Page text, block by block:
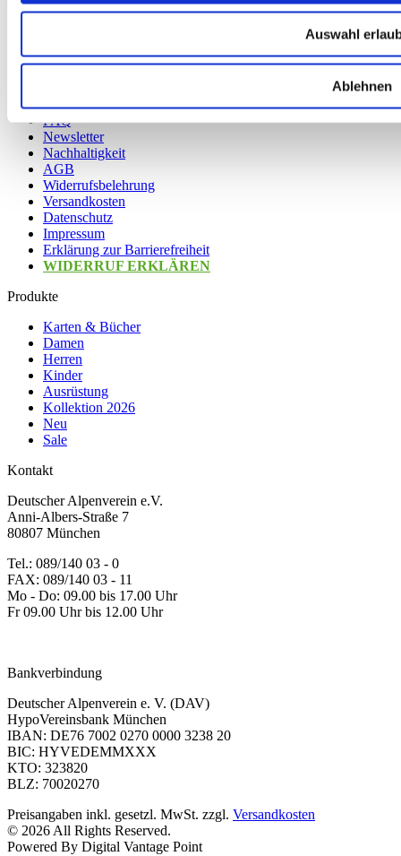
Auswahl
Ablehnen
Service
Mein Konto
FAQ
Newsletter
Nachhaltigkeit
AGB
Widerrufsbelehrung
Versandkosten
Datenschutz
Impressum
Erklärung zur Barrierefreiheit
WIDERRUF ERKLÄREN
Produkte
Karten & Bücher
Damen
Herren
Kinder
Ausrüstung
Kollektion 2026
Neu
Sale
Kontakt
Deutscher Alpenverein e.V.
Anni-Albers-Straße 7
80807 München
Tel.: 089/140 03 - 0
FAX: 089/140 03 - 11
Mo - Do: 09.00 bis 17.00 Uhr
Fr 09.00 Uhr bis 12.00 Uhr
Bankverbindung
Deutscher Alpenverein e. V. (DAV)
HypoVereinsbank München
IBAN: DE76 7002 0270 0000 3238 20
BIC: HYVEDEMMXXX
KTO: 323820
BLZ: 70020270
Preisangaben inkl. gesetzl. MwSt. zzgl. Versandkosten
© 2026 All Rights Reserved.
Powered By Digital Vantage Point